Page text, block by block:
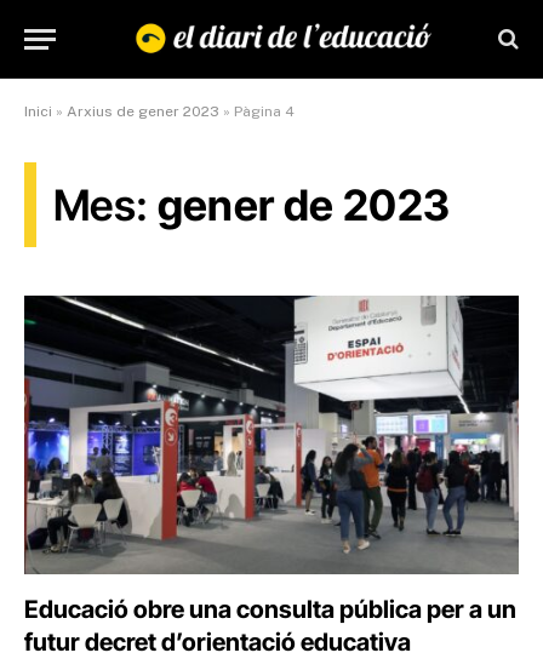
Inici » Arxius de gener 2023 » Pàgina 4
Mes: gener de 2023
Educació obre una consulta pública per a un
futur decret d’orientació educativa